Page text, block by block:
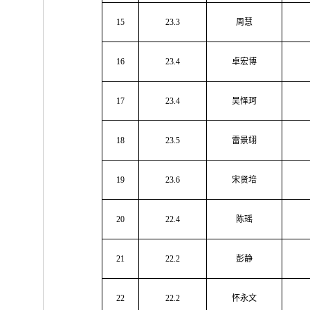
15 23.3 周慧
16 23.4 卓宏博
17 23.4 吴怿珂
18 23.5 雷景翊
19 23.6 宋贤培
20 22.4 陈瑶
21 22.2 彭静
22 22.2 怀永文